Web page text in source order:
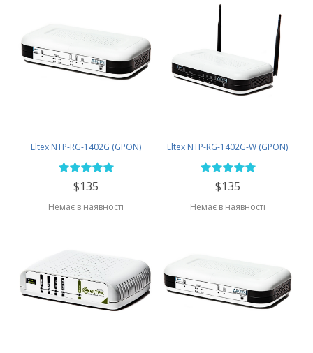
Eltex NTP-RG-1402G (GPON)
$135
Немає в наявності
Eltex NTP-RG-1402G-W (GPON)
$135
Немає в наявності